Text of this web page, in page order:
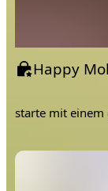
starte mit einem